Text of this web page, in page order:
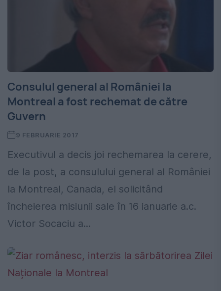
Consulul general al României la
Montreal a fost rechemat de către
Guvern
9 FEBRUARIE 2017
Executivul a decis joi rechemarea la cerere,
de la post, a consulului general al României
la Montreal, Canada, el solicitând
încheierea misiunii sale în 16 ianuarie a.c.
Victor Socaciu a...